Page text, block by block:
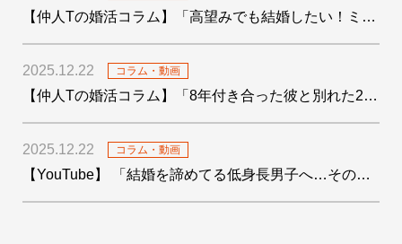
【仲人Tの婚活コラム】「高望みでも結婚したい！ミドサー男子の婚活〜4つの婚活テクも添えて〜」を公開しました
2025.12.22 コラム・動画
【仲人Tの婚活コラム】「8年付き合った彼と別れた29歳女子の婚活」を公開しました
2025.12.22 コラム・動画
【YouTube】 「結婚を諦めてる低身長男子へ…その絶望をデータで希望に変えます！」を公開しました